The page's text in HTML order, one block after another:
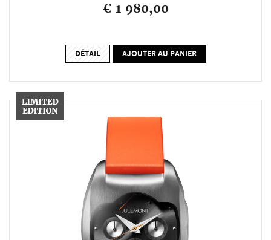
€ 1 980,00
DÉTAIL AJOUTER AU PANIER